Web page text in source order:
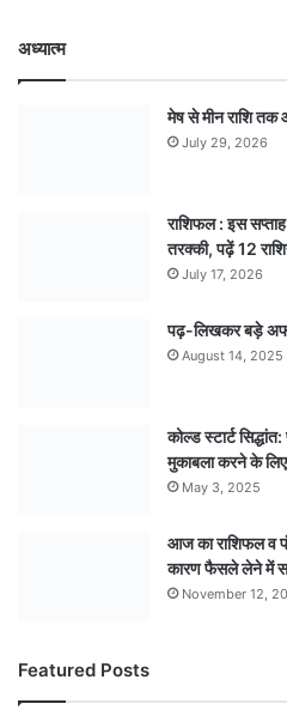
अध्यात्म
मेष से मीन राशि तक
July 29, 2026
राशिफल : इस
तरक्की, पढ़ें 12
July 17, 2026
पढ़-लिखकर बड़े
August 14, 2025
कोल्ड स्टार्ट
मुकाबला करने के लिए
May 3, 2025
आज का राशिफल व
कारण फैसले लेने में
November 12,
Featured Posts